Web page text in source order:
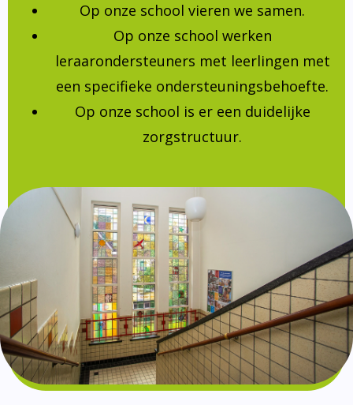
Op onze school vieren we samen.
Op onze school werken
leraarondersteuners met leerlingen met
een specifieke ondersteuningsbehoefte.
Op onze school is er een duidelijke
zorgstructuur.